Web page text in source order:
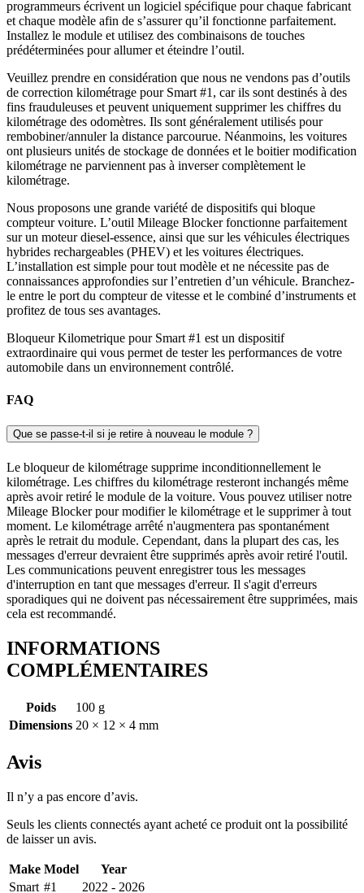
programmeurs écrivent un logiciel spécifique pour chaque fabricant
et chaque modèle afin de s’assurer qu’il fonctionne parfaitement.
Installez le module et utilisez des combinaisons de touches
prédéterminées pour allumer et éteindre l’outil.
Veuillez prendre en considération que nous ne vendons pas d’outils
de correction kilométrage pour Smart #1, car ils sont destinés à des
fins frauduleuses et peuvent uniquement supprimer les chiffres du
kilométrage des odomètres. Ils sont généralement utilisés pour
rembobiner/annuler la distance parcourue. Néanmoins, les voitures
ont plusieurs unités de stockage de données et le boitier modification
kilométrage ne parviennent pas à inverser complètement le
kilométrage.
Nous proposons une grande variété de dispositifs qui bloque
compteur voiture. L’outil Mileage Blocker fonctionne parfaitement
sur un moteur diesel-essence, ainsi que sur les véhicules électriques
hybrides rechargeables (PHEV) et les voitures électriques.
L’installation est simple pour tout modèle et ne nécessite pas de
connaissances approfondies sur l’entretien d’un véhicule. Branchez-
le entre le port du compteur de vitesse et le combiné d’instruments et
profitez de tous ses avantages.
Bloqueur Kilometrique pour Smart #1 est un dispositif
extraordinaire qui vous permet de tester les performances de votre
automobile dans un environnement contrôlé.
FAQ
Que se passe-t-il si je retire à nouveau le module ?
Le bloqueur de kilométrage supprime inconditionnellement le
kilométrage. Les chiffres du kilométrage resteront inchangés même
après avoir retiré le module de la voiture. Vous pouvez utiliser notre
Mileage Blocker pour modifier le kilométrage et le supprimer à tout
moment. Le kilométrage arrêté n'augmentera pas spontanément
après le retrait du module. Cependant, dans la plupart des cas, les
messages d'erreur devraient être supprimés après avoir retiré l'outil.
Les communications peuvent enregistrer tous les messages
d'interruption en tant que messages d'erreur. Il s'agit d'erreurs
sporadiques qui ne doivent pas nécessairement être supprimées, mais
cela est recommandé.
INFORMATIONS
COMPLÉMENTAIRES
Poids
100 g
Dimensions 20 × 12 × 4 mm
Avis
Il n’y a pas encore d’avis.
Seuls les clients connectés ayant acheté ce produit ont la possibilité
de laisser un avis.
Make Model
Year
Smart #1 2022 - 2026